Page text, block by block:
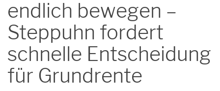
endlich bewegen –
Steppuhn fordert
schnelle Entscheidung
für Grundrente